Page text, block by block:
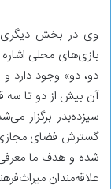
وی در بخش دیگری
بازی‌های محلی
دو، دو» وجود دارد
آن بیش از دو تا سه
سیزده‌بدر برگزار
گسترش فضای مجازی
شده و هدف ما
علاقه‌مندان